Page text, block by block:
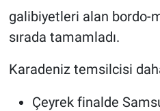
galibiyetleri alan bordo-
sırada tamamladı.
Karadeniz temsilcisi
Çeyrek finalde